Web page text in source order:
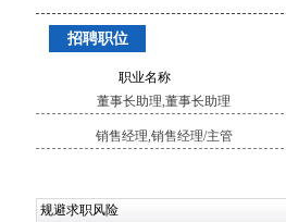
招聘职位
职业名称
董事长助理,董事长助理
销售经理,销售经理/主管
规避求职风险